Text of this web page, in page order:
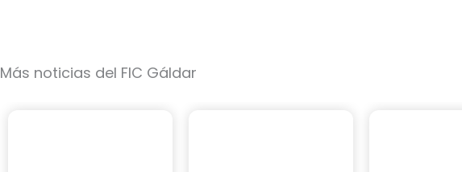
Más noticias del FIC Gáldar